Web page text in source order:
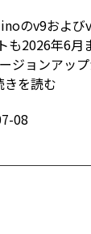
のv9および
も2026年6月
ジョンアッ
きを読む
08